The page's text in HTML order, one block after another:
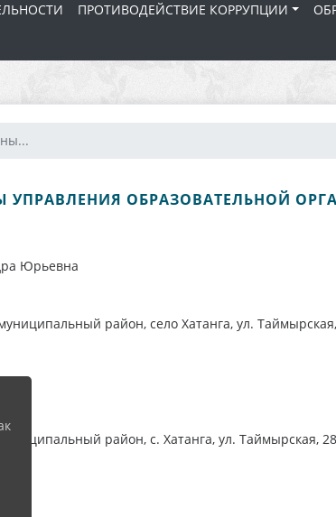
ПРОТИВОДЕЙСТВИЕ КОРРУПЦИИ
УПРАВЛЕНИЯ ОБРАЗОВАТЕЛЬНОЙ
Юрьевна
район, село Хатанга, ул.
район, с. Хатанга, ул. Таймырская, 28